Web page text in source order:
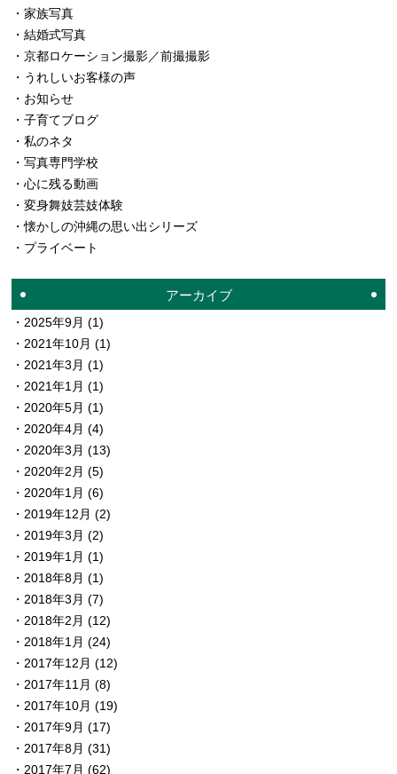
家族写真
結婚式写真
京都ロケーション撮影／前撮撮影
うれしいお客様の声
お知らせ
子育てブログ
私のネタ
写真専門学校
心に残る動画
変身舞妓芸妓体験
懐かしの沖縄の思い出シリーズ
プライベート
アーカイブ
2025年9月 (1)
2021年10月 (1)
2021年3月 (1)
2021年1月 (1)
2020年5月 (1)
2020年4月 (4)
2020年3月 (13)
2020年2月 (5)
2020年1月 (6)
2019年12月 (2)
2019年3月 (2)
2019年1月 (1)
2018年8月 (1)
2018年3月 (7)
2018年2月 (12)
2018年1月 (24)
2017年12月 (12)
2017年11月 (8)
2017年10月 (19)
2017年9月 (17)
2017年8月 (31)
2017年7月 (62)